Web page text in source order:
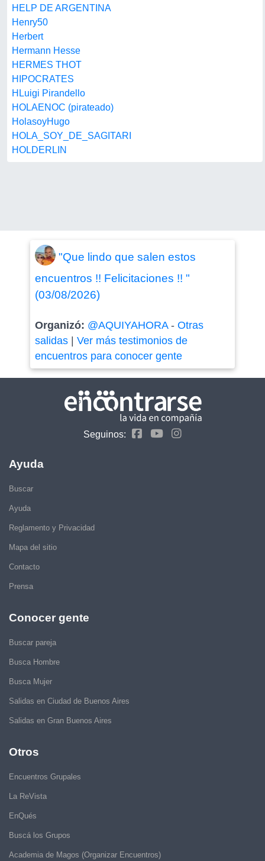
HELP DE ARGENTINA
Henry50
Herbert
Hermann Hesse
HERMES THOT
HIPOCRATES
HLuigi Pirandello
HOLAENOC (pirateado)
HolasoyHugo
HOLA_SOY_DE_SAGITARI
HOLDERLIN
"Que lindo que salen estos
encuentros !! Felicitaciones !! "
(03/08/2026)
Organizó: @AQUIYAHORA- Otras
salidas| Ver más testimonios de
encuentros para conocer gente
Seguinos:
Ayuda
Buscar
Ayuda
Reglamento y Privacidad
Mapa del sitio
Contacto
Prensa
Conocer gente
Buscar pareja
Busca Hombre
Busca Mujer
Salidas en Ciudad de Buenos Aires
Salidas en Gran Buenos Aires
Otros
Encuentros Grupales
La ReVista
EnQués
Buscá los Grupos
Academia de Magos (Organizar Encuentros)